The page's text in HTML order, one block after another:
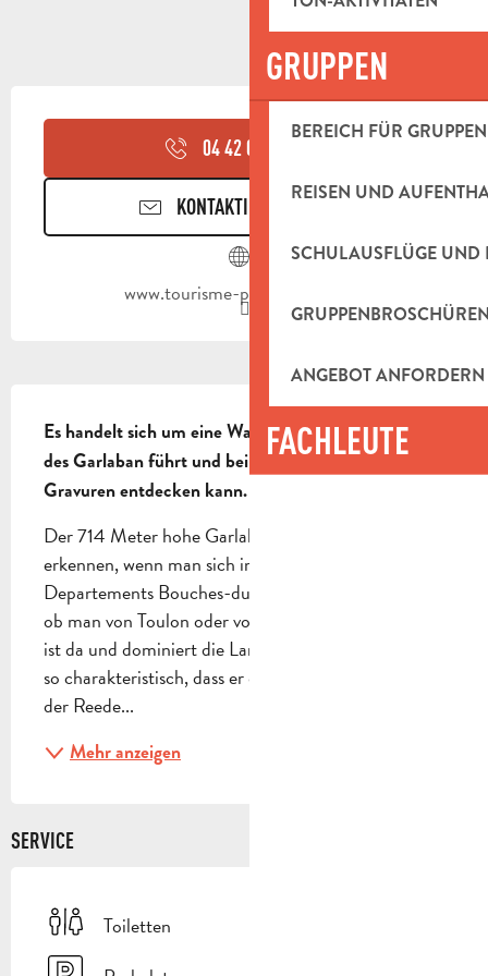
GRUPPEN
BEREICH FÜR GRUPPEN
REISEN UND
SCHULAUSFLÜGE UND
ANGEBOT ANFORDERN
FACHLEUTE
ÖFFNUNGSZEITEN &
04 42 03 49
KONTAKTIEREN SIE UNS
www.tourisme-paysdaubagne.fr
Es handelt sich um eine Wanderung, die zum Gipfel
des Garlaban führt und bei der man die Douard-
Gravuren entdecken kann.
Der 714 Meter hohe Garlaban ist leicht zu
erkennen, wenn man sich im südöstlichen Teil des
Departements Bouches-du-Rhône befindet. Egal,
ob man von Toulon oder vom Meer aus kommt, er
ist da und dominiert die Landschaft. Seine Form ist
so charakteristisch, dass er den Seeleuten, die auf
der Reede...
Mehr anzeigen
SERVICE
Toiletten